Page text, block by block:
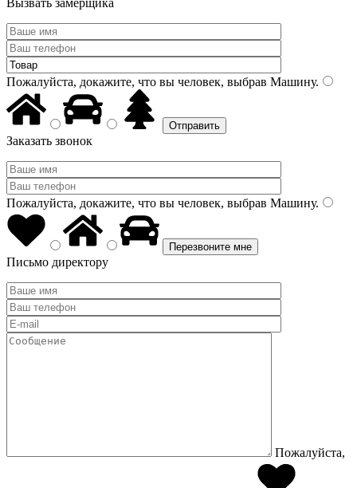
Вызвать замерщика
Пожалуйста, докажите, что вы человек, выбрав Машину.
Заказать звонок
Пожалуйста, докажите, что вы человек, выбрав Машину.
Письмо директору
Пожалуйста,